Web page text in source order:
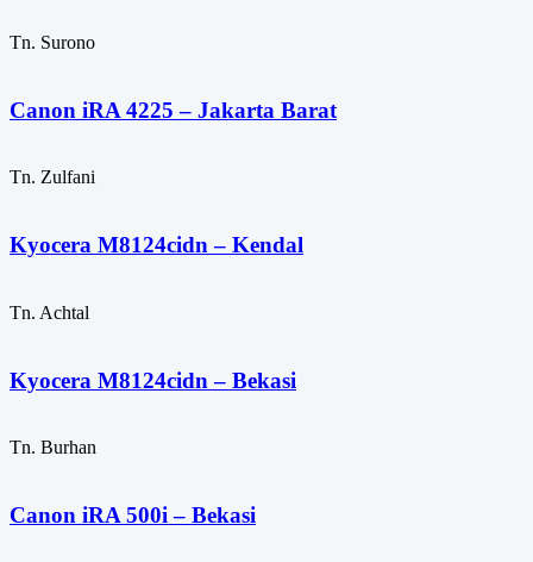
Tn. Surono
Canon iRA 4225 – Jakarta Barat
Tn. Zulfani
Kyocera M8124cidn – Kendal
Tn. Achtal
Kyocera M8124cidn – Bekasi
Tn. Burhan
Canon iRA 500i – Bekasi